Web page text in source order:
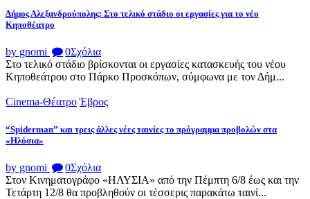
Δήμος Αλεξανδρούπολης: Στο τελικό στάδιο οι εργασίες για το νέο
Κηποθέατρο
by gnomi 0Σχόλια
Στο τελικό στάδιο βρίσκονται οι εργασίες κατασκευής του νέου
Κηποθεάτρου στο Πάρκο Προσκόπων, σύμφωνα με τον Δήμ...
Cinema-Θέατρο Έβρος
“Spiderman” και τρεις άλλες νέες ταινίες το πρόγραμμα προβολών στα
«Ηλύσια»
by gnomi 0Σχόλια
Στον Κινηματογράφο «ΗΛΥΣΙΑ» από την Πέμπτη 6/8 έως και την
Τετάρτη 12/8 θα προβληθούν οι τέσσερις παρακάτω ταινί...